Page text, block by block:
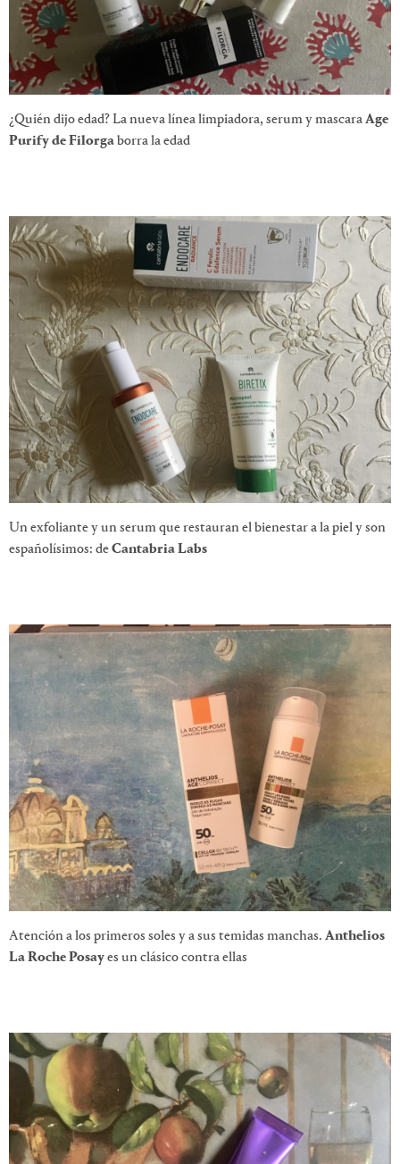
¿Quién dijo edad? La nueva línea limpiadora, serum y mascaraAge
Purify de Filorgaborra la edad
Un exfoliante y un serum que restauran el bienestar a la piel y son
españolísimos: deCantabria Labs
Atención a los primeros soles y a sus temidas manchas. Anthelios
La Roche Posayes un clásico contra ellas